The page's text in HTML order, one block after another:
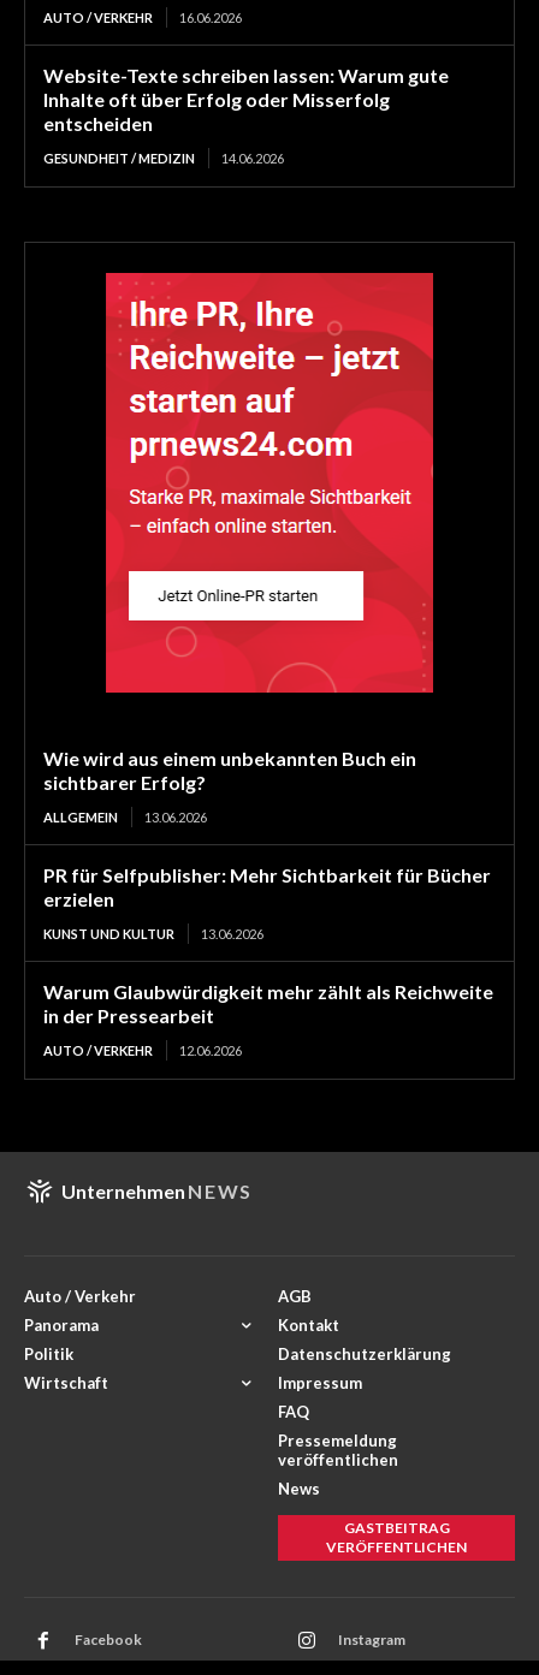
AUTO / VERKEHR 16.06.2026
Website-Texte schreiben lassen: Warum gute
Inhalte oft über Erfolg oder Misserfolg
entscheiden
GESUNDHEIT / MEDIZIN 14.06.2026
Wie wird aus einem unbekannten Buch ein
sichtbarer Erfolg?
ALLGEMEIN 13.06.2026
PR für Selfpublisher: Mehr Sichtbarkeit für Bücher
erzielen
KUNST UND KULTUR 13.06.2026
Warum Glaubwürdigkeit mehr zählt als Reichweite
in der Pressearbeit
AUTO / VERKEHR 12.06.2026
Unternehmen NEWS
Auto / Verkehr
Panorama
Politik
Wirtschaft
AGB
Kontakt
Datenschutzerklärung
Impressum
FAQ
Pressemeldung
veröffentlichen
News
GASTBEITRAG
VERÖFFENTLICHEN
Facebook Instagram